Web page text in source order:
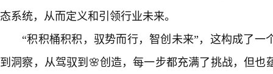
态系统，从而定义和引领行业未来。
“积积桶积积，驭势而行，智创未来”，这构成了一
到洞察，从驾驭到🌸创造，每一步都充满了挑战，但也